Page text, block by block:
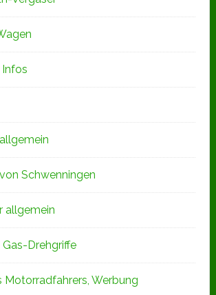
Schwenningen
allgemein
Drehgriffe
Motorradfahrers, Werbung